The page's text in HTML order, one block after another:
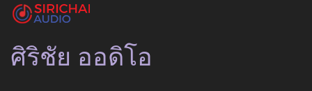
ศิริชัย ออดิโอ